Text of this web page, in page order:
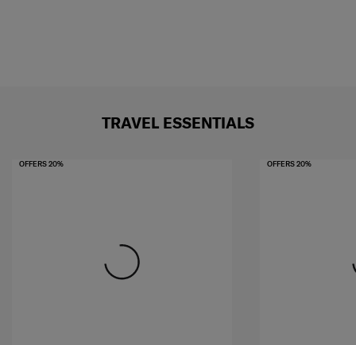
TRAVEL ESSENTIALS
OFFERS 20% OFFERS 20%